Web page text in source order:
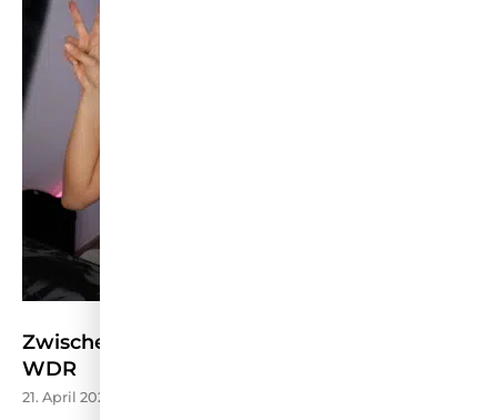
Zwischen Stream und Schule – Kölner Treff
WDR
21. April 2026